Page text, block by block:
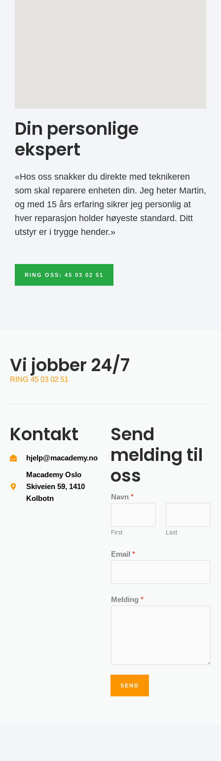
Din personlige
ekspert
«Hos oss snakker du direkte med teknikeren
som skal reparere enheten din. Jeg heter Martin,
og med 15 års erfaring sikrer jeg personlig at
hver reparasjon holder høyeste standard. Ditt
utstyr er i trygge hender.»
RING OSS: 45 03 02 51
Vi jobber 24/7
RING 45 03 02 51
Kontakt
hjelp@macademy.no
Macademy Oslo
Skiveien 59, 1410
Kolbotn
Send
melding til
oss
Navn *
First Last
Email *
Melding *
SEND